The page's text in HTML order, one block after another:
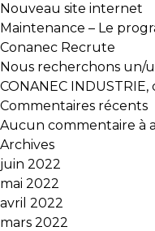
Nouveau site internet
Maintenance – Le
Conanec Recrute
Nous recherchons un/
CONANEC INDUSTRIE,
Commentaires récents
Aucun commentaire à
Archives
juin 2022
mai 2022
avril 2022
mars 2022